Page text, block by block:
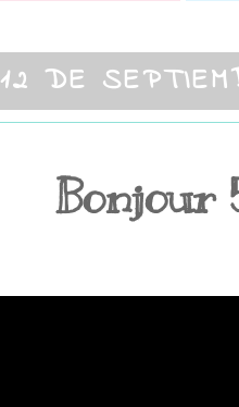
12 DE
Bonjour